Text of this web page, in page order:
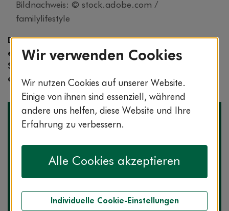
Bildnachweis: © stock.adobe.com /
familylifestyle
Die meisten Warzenarten sind harmlos. Trotzdem
empfinden viele Betroffene sie als störend. Lesen
Sie hier, was Sie tun können, um Warzen zu
entfernen und in Zukunft vorzubeugen.
Anna Bamidis
Fachärztin für Haut- und Geschlechtskrankheiten,
Wir verwenden Cookies
Wir nutzen Cookies auf unserer Website.
Einige von ihnen sind essenziell, während
andere uns helfen, diese Website und Ihre
Erfahrung zu verbessern.
Alle Cookies akzeptieren
Individuelle Cookie-Einstellungen